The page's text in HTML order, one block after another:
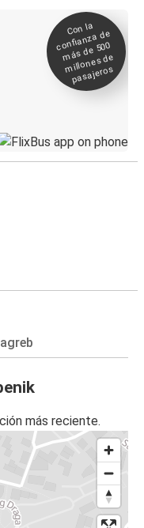
Con la
confianza de
más de 500
millones de
pasajeros
más reciente.